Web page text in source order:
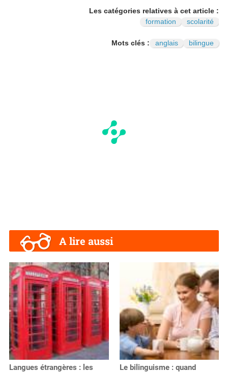
N
Les catégories relatives à cet article :
formation
scolarité
Mots clés : anglais bilingue
A lire aussi
Langues étrangères : les
Le bilinguisme : quand